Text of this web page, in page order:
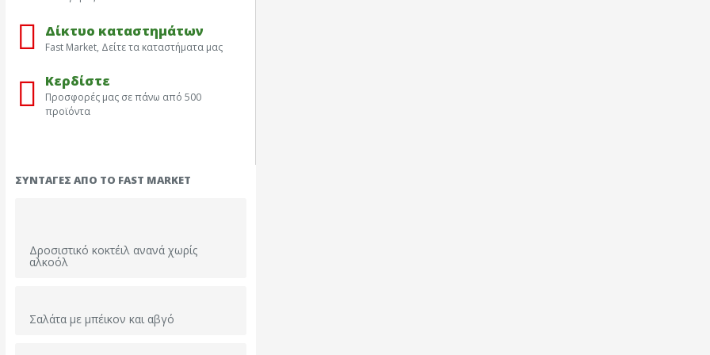
Δίκτυο καταστημάτων
Fast Market, Δείτε τα καταστήματα μας
Κερδίστε
Προσφορές μας σε πάνω από 500
προϊόντα
ΣΥΝΤΑΓΈΣ ΑΠΌ ΤΟ FAST MARKET
Δροσιστικό κοκτέιλ ανανά χωρίς
αλκοόλ
Σαλάτα με μπέικον και αβγό